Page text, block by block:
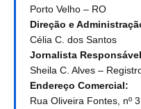
Porto Velho – RO
Direção e
Célia C. dos Santos
Jornalista
Sheila C. Alves –
Endereço Comercial:
Rua Oliveira Fontes, nº